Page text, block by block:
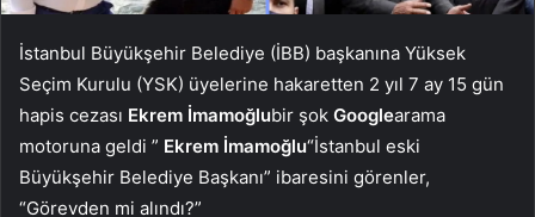
İstanbul Büyükşehir Belediye (İBB) başkanına Yüksek
Seçim Kurulu (YSK) üyelerine hakaretten 2 yıl 7 ay 15 gün
hapis cezası Ekrem İmamoğlubir şok Googlearama
motoruna geldi ” Ekrem İmamoğlu“İstanbul eski
Büyükşehir Belediye Başkanı” ibaresini görenler,
“Görevden mi alındı?”